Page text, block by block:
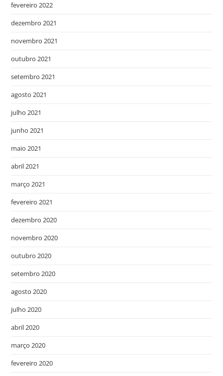
fevereiro 2022
dezembro 2021
novembro 2021
outubro 2021
setembro 2021
agosto 2021
julho 2021
junho 2021
maio 2021
abril 2021
março 2021
fevereiro 2021
dezembro 2020
novembro 2020
outubro 2020
setembro 2020
agosto 2020
julho 2020
abril 2020
março 2020
fevereiro 2020